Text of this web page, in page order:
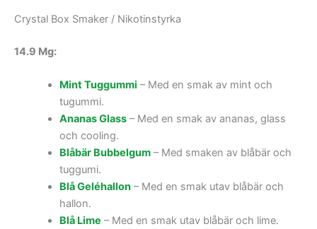
Crystal Box Smaker / Nikotinstyrka
14.9 Mg:
Mint Tuggummi – Med en smak av mint och
tugummi.
Ananas Glass– Med en smak av ananas, glass
och cooling.
Blåbär Bubbelgum– Med smaken av blåbär och
tuggumi.
Blå Geléhallon – Med en smak utav blåbär och
hallon.
Blå Lime – Med en smak utav blåbär och lime.